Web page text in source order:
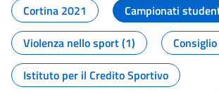
Cortina 2021
Campionati
Violenza nello sport (1)
Istituto per il Credito Sportivo